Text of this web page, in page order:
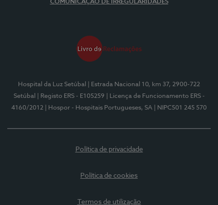
COMUNICAÇÃO DE IRREGULARIDADES
Hospital da Luz Setúbal
| Estrada Nacional 10, km 37, 2900-722
Setúbal
| Registo ERS - E105259
| Licença de Funcionamento ERS -
4160/2012
| Hospor - Hospitais Portugueses, SA | NIPC501 245 570
Política de privacidade
Política de cookies
Termos de utilização